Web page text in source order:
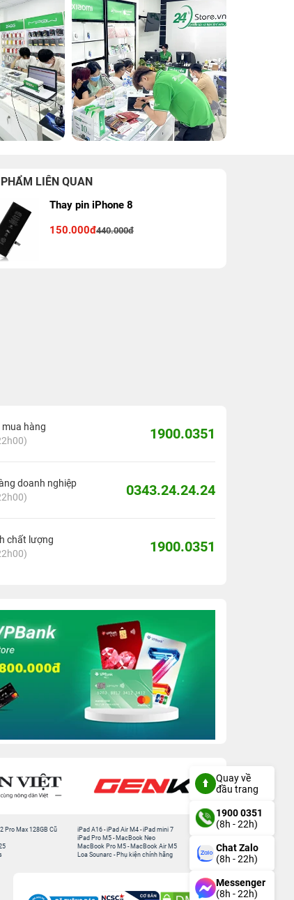
LIÊN QUAN
Thay pin iPhone 8
150.000đ440.000đ
mua hàng
1900.0351
doanh nghiệp
0343.24.24.24
chất lượng
1900.0351
Pro Max 128GB Cũ
iPad A16 -iPad Air M4 -iPad mini 7
iPad Pro M5 - MacBook Neo
MacBook Pro M5 - MacBook Air M5
Loa Sounarc - Phụ kiện chính hãng
Quay về
đầu trang
1900 0351
(8h - 22h)
Chat Zalo
(8h - 22h)
Messenger
(8h - 22h)